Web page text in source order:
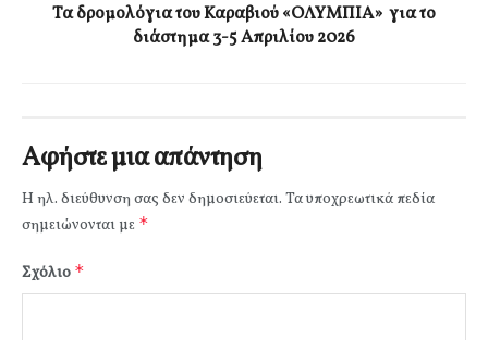
Τα δρομολόγια του Καραβιού «ΟΛΥΜΠΙΑ» για το
διάστημα 3-5 Απριλίου 2026
Αφήστε μια απάντηση
Η ηλ. διεύθυνση σας δεν δημοσιεύεται. Τα υποχρεωτικά πεδία
σημειώνονται με *
Σχόλιο *